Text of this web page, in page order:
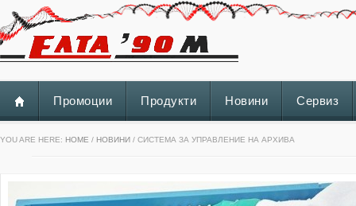
Промоции Продукти Новини Сервиз
YOU ARE HERE: HOME / НОВИНИ / СИСТЕМА ЗА УПРАВЛЕНИЕ НА АРХИВА